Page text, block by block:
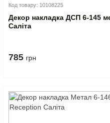
Код товару: 10108225
Декор накладка ДСП 6-145
Саліта
785 грн